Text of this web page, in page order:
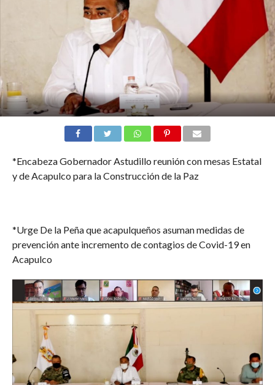
*Encabeza Gobernador Astudillo reunión con mesas Estatal
y de Acapulco para la Construcción de la Paz
*Urge De la Peña que acapulqueños asuman medidas de
prevención ante incremento de contagios de Covid-19 en
Acapulco